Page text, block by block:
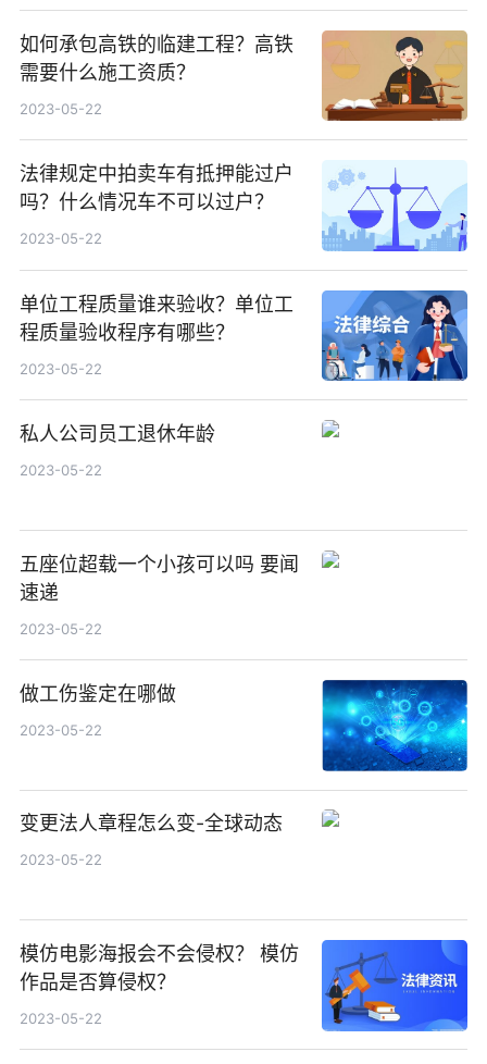
如何承包高铁的临建工程？高铁
需要什么施工资质？
2023-05-22
法律规定中拍卖车有抵押能过户
吗？什么情况车不可以过户？
2023-05-22
单位工程质量谁来验收？单位工
程质量验收程序有哪些？
2023-05-22
私人公司员工退休年龄
2023-05-22
五座位超载一个小孩可以吗 要闻
速递
2023-05-22
做工伤鉴定在哪做
2023-05-22
变更法人章程怎么变-全球动态
2023-05-22
模仿电影海报会不会侵权？ 模仿
作品是否算侵权？
2023-05-22